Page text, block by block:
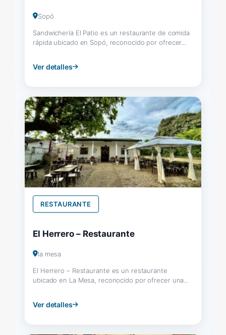
Sopó
Sandwichería El Patio es un restaurante de comida
rápida ubicado en Sopó, reconocido por ofrecer...
Ver detalles
RESTAURANTE
El Herrero – Restaurante
la mesa
El Herrero – Restaurante es un restaurante
ubicado en La Mesa, reconocido por ofrecer una...
Ver detalles